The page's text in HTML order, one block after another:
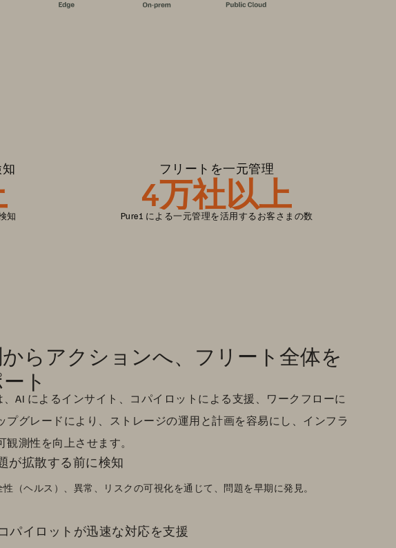
知
フリートを一元管理
4万社以上
Pure1 による一元管理を活用するお客さまの数
らアクションへ、フリート全体を
ト
、AI によるインサイト、コパイロットによる支援、ワークフローに
プグレードにより、ストレージの運用と計画を容易にし、インフラ
観測性を向上させます。
が拡散する前に検知
性（ヘルス）、異常、リスクの可視化を通じて、問題を早期に発見。
パイロットが迅速な対応を支援